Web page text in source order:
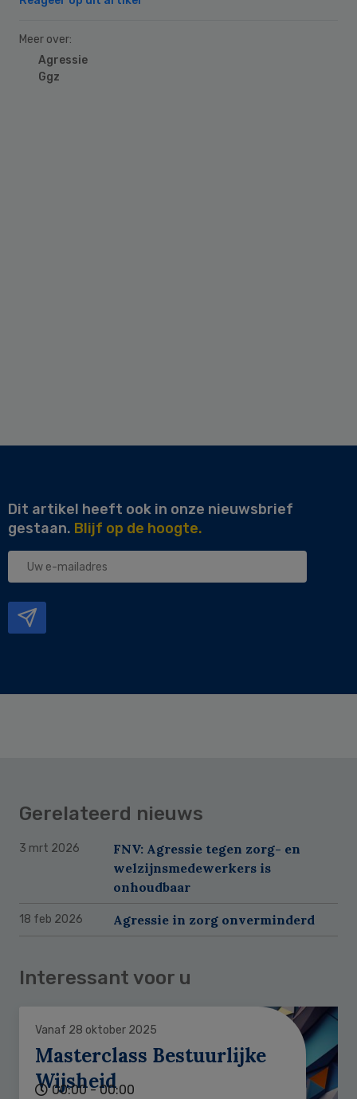
Meer over:
Agressie
Ggz
Dit artikel heeft ook in onze nieuwsbrief
gestaan. Blijf op de hoogte.
Uw
Gerelateerd nieuws
3 mrt 2026
FNV: Agressie tegen zorg- en
welzijnsmedewerkers is
onhoudbaar
18 feb 2026 Agressie in zorg onverminderd
Interessant voor u
Vanaf 28 oktober 2025
Masterclass Bestuurlijke
Wijsheid
00:00 - 00:00